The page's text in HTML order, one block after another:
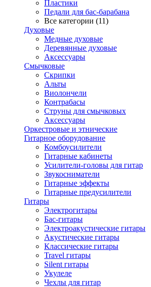
Пластики
Педали для бас-барабана
Все категории (11)
Духовые
Медные духовые
Деревянные духовые
Аксессуары
Смычковые
Скрипки
Альты
Виолончели
Контрабасы
Струны для смычковых
Аксеcсуары
Оркестровые и этнические
Гитарное оборудование
Комбоусилители
Гитарные кабинеты
Усилители-головы для гитар
Звукосниматели
Гитарные эффекты
Гитарные предусилители
Гитары
Электрогитары
Бас-гитары
Электроакустические гитары
Акустические гитары
Классические гитары
Travel гитары
Silent гитары
Укулеле
Чехлы для гитар